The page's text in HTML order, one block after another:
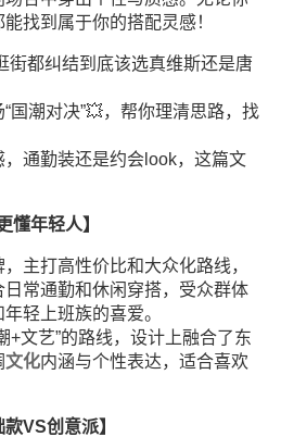
找到属于你的搭配灵感！
街都纠结到底该选真维斯还是唐
国潮对决”💥，帮你理清思路，找
，通勤装还是约会look，这篇文
懂年轻人】
主打高性价比和大众化路线，
常通勤和休闲穿搭，受众群体
轻上班族的喜爱。
+文艺”的路线，设计上融合了东
文化内涵与个性表达，适合喜欢
VS创意派】